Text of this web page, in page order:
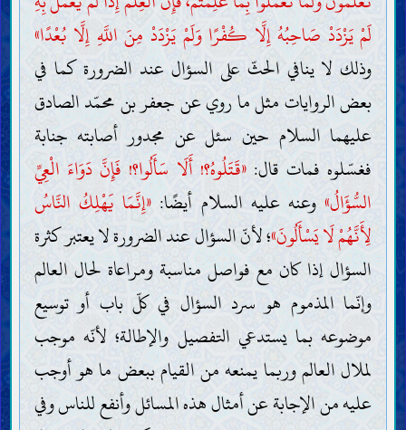
لَمْ يَزْدَدْ صَاحِبُهُ إِلَّا كُفْرًا وَلَمْ يَزْدَدْ مِنَ اللَّهِ إِلَّا بُعْدًا»
وذلك لا ينافي الحثّ على السؤال عند الضرورة كما في
بعض الروايات مثل ما روي عن جعفر بن محمّد الصادق
عليهما السلام حين سئل عن مجدور أصابته جنابة
فغسّلوه فمات قال:«قَتَلُوهُ؟! أَلَا سَأَلُوا؟! فَإِنَّ دَوَاءَ الْعِيِّ
السُّؤَالُ»وعنه عليه السلام أيضًا: «إِنَّمَا يَهْلِكُ النَّاسُ
لِأَنَّهُمْ لَا يَسْأَلُونَ»؛ لأنّ السؤال عند الضرورة لا يعتبر كثرة
السؤال إذا كان مع فواصل مناسبة ومراعاة لحال العالم
وإنّما المذموم هو سرد السؤال في كلّ باب أو توسيع
موضوعه بما يستدعي التفصيل والإطالة؛ لأنّه موجب
لملال العالم وربما يمنعه من القيام ببعض ما هو أوجب
عليه من الإجابة عن أمثال هذه المسائل وأنفع للناس وفي